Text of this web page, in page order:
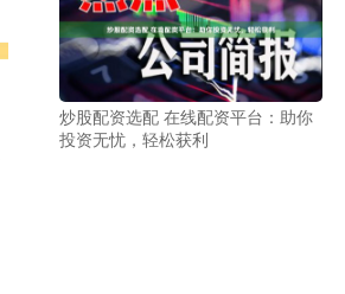
炒股配资选配 在线配资平台：助你
投资无忧，轻松获利